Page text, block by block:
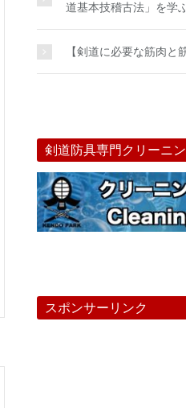
道基本技稽古法」を学ぶ
【剣道に必要な筋肉と
剣道防具専門クリーニ
スポンサーリンク